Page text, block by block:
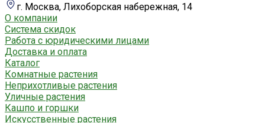
г. Москва, Лихоборская набережная, 14
О компании
Система скидок
Работа с юридическими лицами
Доставка и оплата
Каталог
Комнатные растения
Неприхотливые растения
Уличные растения
Кашпо и горшки
Искусственные растения